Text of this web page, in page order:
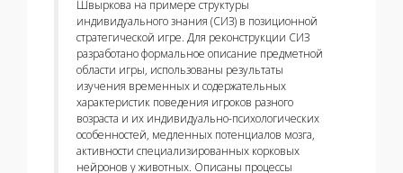
Швыркова на примере структуры
индивидуального знания (СИЗ) в позиционной
стратегической игре. Для реконструкции СИЗ
разработано формальное описание предметной
области игры, использованы результаты
изучения временных и содержательных
характеристик поведения игроков разного
возраста и их индивидуально-психологических
особенностей, медленных потенциалов мозга,
активности специализированных корковых
нейронов у животных. Описаны процессы